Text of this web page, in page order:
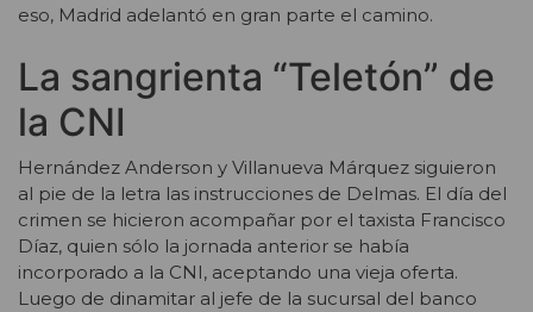
eso, Madrid adelantó en gran parte el camino.
La sangrienta “Teletón” de
la CNI
Hernández Anderson y Villanueva Márquez siguieron
al pie de la letra las instrucciones de Delmas. El día del
crimen se hicieron acompañar por el taxista Francisco
Díaz, quien sólo la jornada anterior se había
incorporado a la CNI, aceptando una vieja oferta.
Luego de dinamitar al jefe de la sucursal del banco